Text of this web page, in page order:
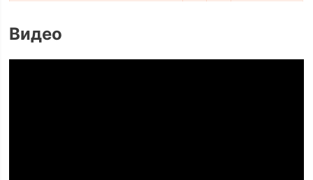
Видео